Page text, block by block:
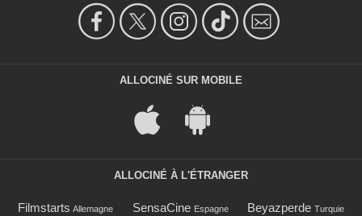
ALLOCINÉ SUR MOBILE
ALLOCINÉ À L'ÉTRANGER
Filmstarts Allemagne SensaCine Espagne Beyazperde Turquie